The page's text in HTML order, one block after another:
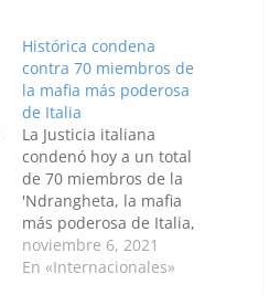
Histórica condena
contra 70 miembros de
la mafia más poderosa
de Italia
La Justicia italiana
condenó hoy a un total
de 70 miembros de la
'Ndrangheta, la mafia
más poderosa de Italia,
con penas de diez
meses a 20 años en el
noviembre 6, 2021
En «Internacionales»